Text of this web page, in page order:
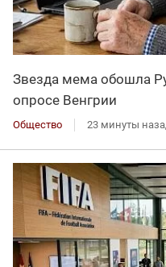
Звезда мема обошла
опросе Венгрии
Общество 23 минуты